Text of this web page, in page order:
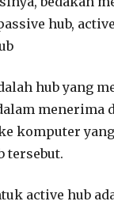
hub,
hub yang
menerima
komputer
tersebut.
active hub